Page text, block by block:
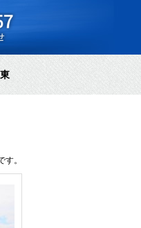
す。